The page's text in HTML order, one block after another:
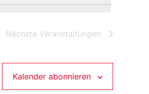
Nächste Veranstaltungen
Kalender abonnieren